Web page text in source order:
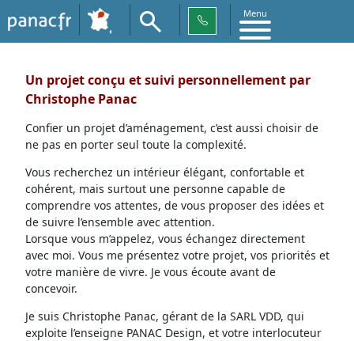
Menu
Un projet conçu et suivi personnellement par
Christophe Panac
Confier un projet d’aménagement, c’est aussi choisir de
ne pas en porter seul toute la complexité.
Vous recherchez un intérieur élégant, confortable et
cohérent, mais surtout une personne capable de
comprendre vos attentes, de vous proposer des idées et
de suivre l’ensemble avec attention.
Lorsque vous m’appelez, vous échangez directement
avec moi. Vous me présentez votre projet, vos priorités et
votre manière de vivre. Je vous écoute avant de
concevoir.
Je suis Christophe Panac, gérant de la SARL VDD, qui
exploite l’enseigne PANAC Design, et votre interlocuteur